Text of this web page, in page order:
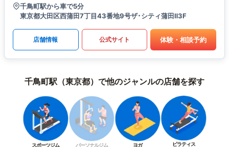
千鳥町駅から車で5分
東京都大田区西蒲田7丁目43番地9号ザ･シティ蒲田Ⅱ3F
店舗情報 公式サイト 体験・相談予約
千鳥町駅（東京都）で他のジャンルの店舗を探す
スポーツジム パーソナルジム ヨガ ピラティス